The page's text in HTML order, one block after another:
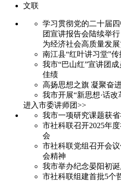
文联
学习贯彻党的二十届
团宣讲报告会陆续举行
为经济社会高质量发
南江县“红叶讲习堂”
我市“巴山红”宣讲团
佳绩
高扬思想之旗 凝聚奋
我市开展“新思想·话
进入市委讲师团>>
我市一项研究课题获
市社科联召开2025年
会
市社科联党组召开会
会精神
我市举办纪念晏阳初
市社科联组建首批5个